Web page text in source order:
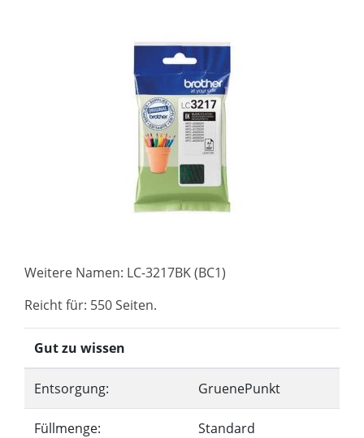
Weitere Namen: LC-3217BK (BC1)
Reicht für: 550 Seiten.
Gut zu wissen
Entsorgung: GruenePunkt
Füllmenge: Standard